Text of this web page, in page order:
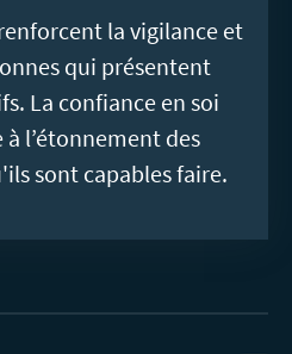
la vigilance et
qui présentent
La confiance en soi
l’étonnement des
sont capables faire.